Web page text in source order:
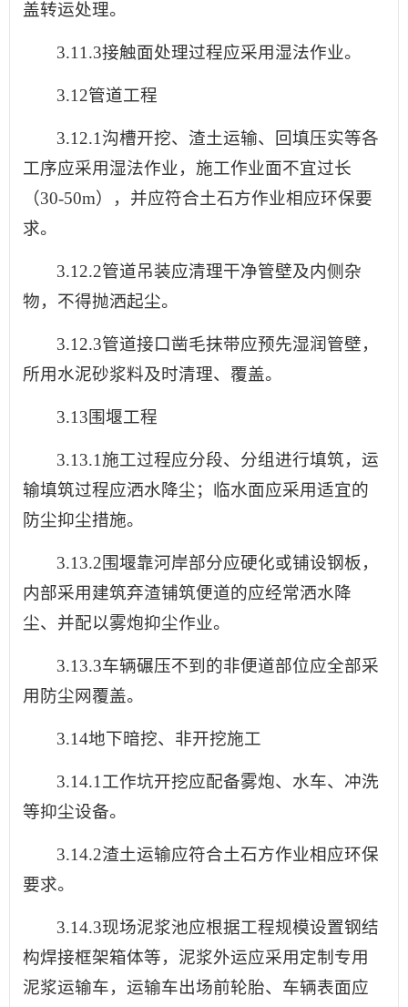
盖转运处理。
3.11.3接触面处理过程应采用湿法作业。
3.12管道工程
3.12.1沟槽开挖、渣土运输、回填压实等各
工序应采用湿法作业，施工作业面不宜过长
（30-50m），并应符合土石方作业相应环保要
求。
3.12.2管道吊装应清理干净管壁及内侧杂
物，不得抛洒起尘。
3.12.3管道接口凿毛抹带应预先湿润管壁，
所用水泥砂浆料及时清理、覆盖。
3.13围堰工程
3.13.1施工过程应分段、分组进行填筑，运
输填筑过程应洒水降尘；临水面应采用适宜的
防尘抑尘措施。
3.13.2围堰靠河岸部分应硬化或铺设钢板，
内部采用建筑弃渣铺筑便道的应经常洒水降
尘、并配以雾炮抑尘作业。
3.13.3车辆碾压不到的非便道部位应全部采
用防尘网覆盖。
3.14地下暗挖、非开挖施工
3.14.1工作坑开挖应配备雾炮、水车、冲洗
等抑尘设备。
3.14.2渣土运输应符合土石方作业相应环保
要求。
3.14.3现场泥浆池应根据工程规模设置钢结
构焊接框架箱体等，泥浆外运应采用定制专用
泥浆运输车，运输车出场前轮胎、车辆表面应